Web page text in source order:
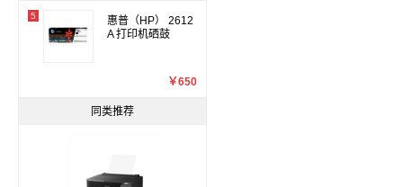
5
惠普（HP） 2612
A 打印机硒鼓
￥650
同类推荐